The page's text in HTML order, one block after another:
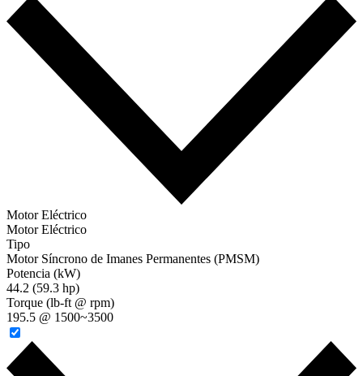
Motor Eléctrico
Motor Eléctrico
Tipo
Motor Síncrono de Imanes Permanentes (PMSM)
Potencia (kW)
44.2 (59.3 hp)
Torque (lb-ft @ rpm)
195.5 @ 1500~3500